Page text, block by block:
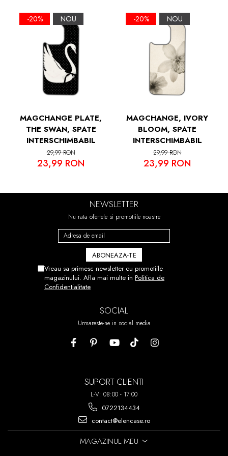
si a Camerelor
-20% NOU
MAGCHANGE PLATE,
THE SWAN, SPATE
INTERSCHIMBABIL
29,99 RON
23,99 RON
-20% NOU
MAGCHANGE, IVORY
BLOOM, SPATE
INTERSCHIMBABIL
29,99 RON
23,99 RON
NEWSLETTER
Nu rata ofertele si promotiile noastre
Vreau sa primesc newsletter cu promotiile
magazinului. Afla mai multe in Politica de
Confidentialitate
SOCIAL
Urmareste-ne in social media
SUPORT CLIENTI
L-V: 08:00 - 17:00
0722134434
contact@elencase.ro
MAGAZINUL MEU